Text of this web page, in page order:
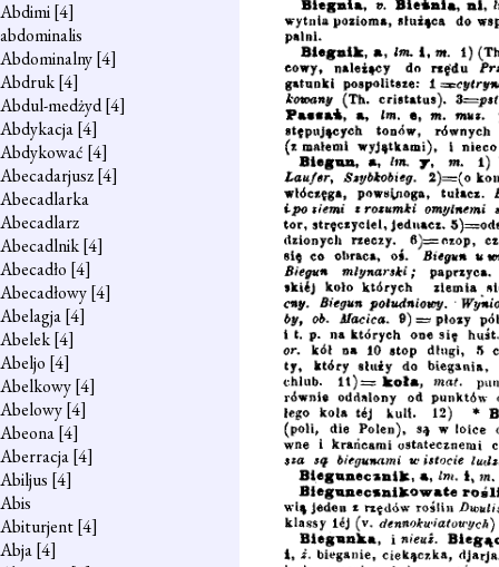
Abdimi[4]
abdominalis
Abdominalny[4]
Abdruk[4]
Abdul-medżyd[4]
Abdykacja[4]
Abdykować [4]
Abecadarjusz[4]
Abecadlarka
Abecadlarz
Abecadlnik[4]
Abecadło [4]
Abecadłowy[4]
Abelagja[4]
Abelek[4]
Abeljo [4]
Abelkowy[4]
Abelowy[4]
Abeona[4]
Aberracja[4]
Abiljus [4]
Abis
Abiturjent[4]
Abja[4]